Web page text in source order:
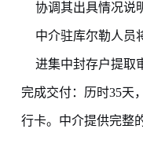
协调其出具情况说
中介驻库尔勒人员
进集中封存户提取
完成交付：历时35天
行卡。中介提供完整